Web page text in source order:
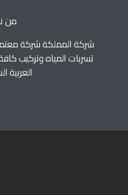
من
شركة المملكة شركة
تسربات المياه وتركيب
العربية